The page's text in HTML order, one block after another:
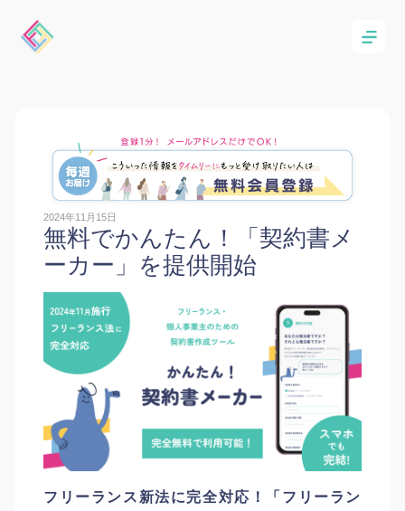
2024年11月15日
無料でかんたん！「契約書メ
ーカー」を提供開始
フリーランス新法に完全対応！「フリーラン